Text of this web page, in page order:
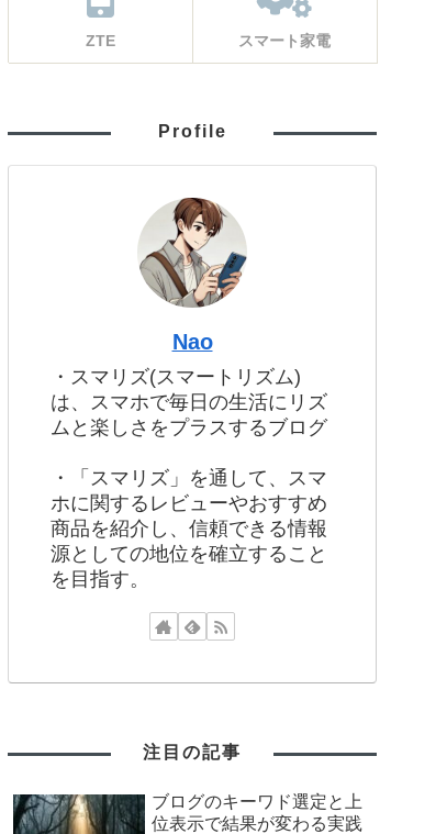
ZTE スマート家電
Profile
Nao
・スマリズ(スマートリズム)
は、スマホで毎日の生活にリズ
ムと楽しさをプラスするブログ
・「スマリズ」を通して、スマ
ホに関するレビューやおすすめ
商品を紹介し、信頼できる情報
源としての地位を確立すること
を目指す。
注目の記事
ブログのキーワド選定と上
位表示で結果が変わる実践